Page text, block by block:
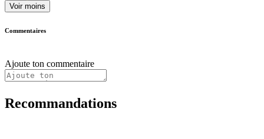
Voir moins
Commentaires
Ajoute ton commentaire
Recommandations